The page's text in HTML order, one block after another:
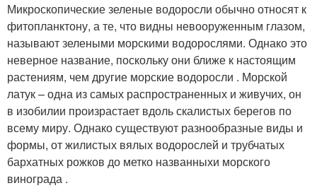
Микроскопические зеленые водоросли обычно относят к
фитопланктону, а те, что видны невооруженным глазом,
называют зелеными морскими водорослями. Однако это
неверное название, поскольку они ближе к настоящим
растениям, чем другие морские водоросли . Морской
латук – одна из самых распространенных и живучих, он
в изобилии произрастает вдоль скалистых берегов по
всему миру. Однако существуют разнообразные виды и
формы, от жилистых вялых водорослей и трубчатых
бархатных рожков до метко названныхи морского
винограда .